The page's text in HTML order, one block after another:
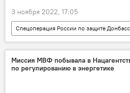
3 ноября 2022, 17:05
Спецоперация России по защите
Великобритания
Миссия МВФ побывала в
по регулированию в энергетике